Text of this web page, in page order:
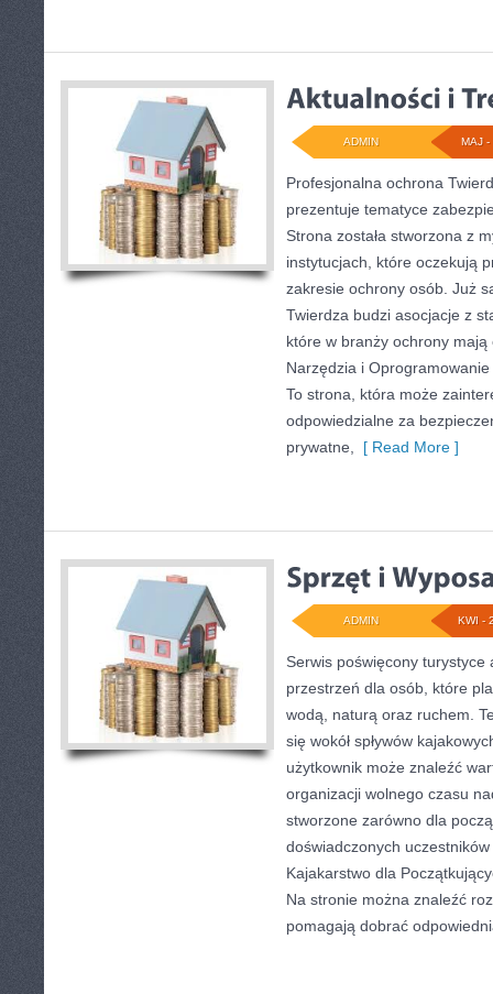
MAJ -
ADMIN
Profesjonalna ochrona
prezentuje tematyce
Strona została stworzona z
instytucjach, które oczekują
zakresie ochrony osób. Już
Twierdza budzi asocjacje z
które w branży ochrony
Narzędzia i
To strona, która może
odpowiedzialne za
prywatne,
[ Read More ]
KWI -
ADMIN
Serwis poświęcony turystyce
przestrzeń dla osób, które
wodą, naturą oraz ruchem.
się wokół spływów
użytkownik może znaleźć
organizacji wolnego czasu
stworzone zarówno dla
doświadczonych uczestników
Kajakarstwo dla
Na stronie można znaleźć
pomagają dobrać